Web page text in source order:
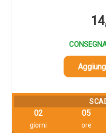
02
giorni
05
ore